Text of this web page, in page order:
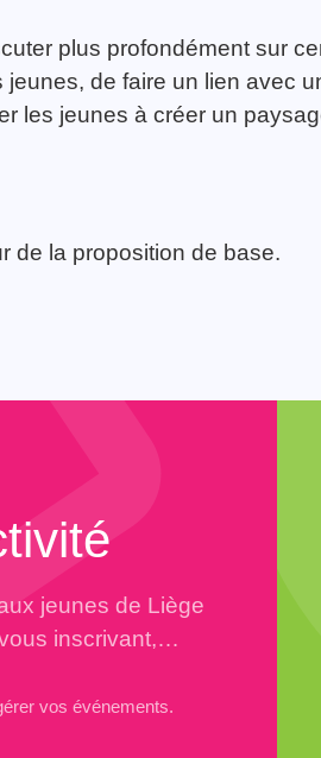
plus profondément sur
de faire un lien avec
les jeunes à créer un
de la proposition de base.
jeunes de Liège
inscrivant,…
vos événements.